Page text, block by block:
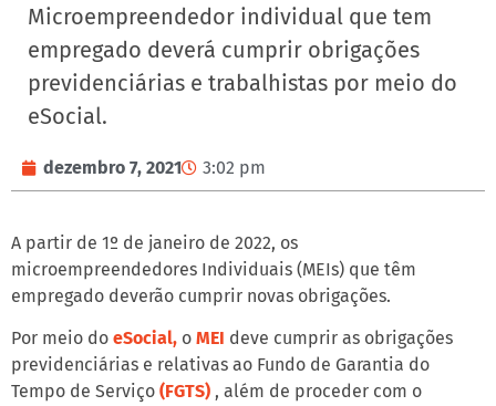
Microempreendedor individual que tem
empregado deverá cumprir obrigações
previdenciárias e trabalhistas por meio do
eSocial.
dezembro 7, 2021 3:02 pm
A partir de 1º de janeiro de 2022, os
microempreendedores Individuais (MEIs) que têm
empregado deverão cumprir novas obrigações.
Por meio do eSocial, o MEI deve cumprir as obrigações
previdenciárias e relativas ao Fundo de Garantia do
Tempo de Serviço (FGTS) , além de proceder com o